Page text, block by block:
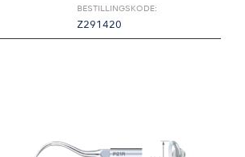
BESTILLINGSKODE:
Z291420